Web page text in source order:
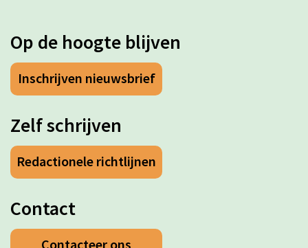
Op de hoogte blijven
Inschrijven nieuwsbrief
Zelf schrijven
Redactionele richtlijnen
Contact
Contacteer ons